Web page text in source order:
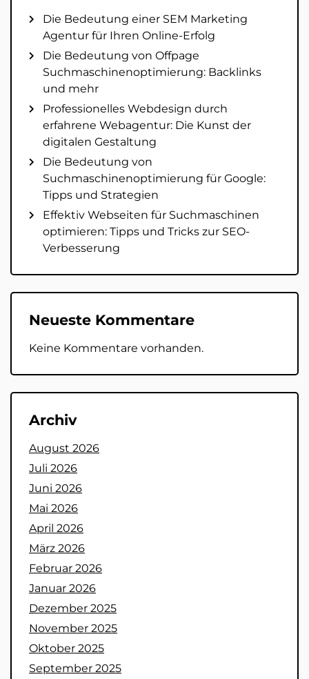
Die Bedeutung einer SEM Marketing
Agentur für Ihren Online-Erfolg
Die Bedeutung von Offpage
Suchmaschinenoptimierung: Backlinks
und mehr
Professionelles Webdesign durch
erfahrene Webagentur: Die Kunst der
digitalen Gestaltung
Die Bedeutung von
Suchmaschinenoptimierung für Google:
Tipps und Strategien
Effektiv Webseiten für Suchmaschinen
optimieren: Tipps und Tricks zur SEO-
Verbesserung
Neueste Kommentare
Keine Kommentare vorhanden.
Archiv
August 2026
Juli 2026
Juni 2026
Mai 2026
April 2026
März 2026
Februar 2026
Januar 2026
Dezember 2025
November 2025
Oktober 2025
September 2025